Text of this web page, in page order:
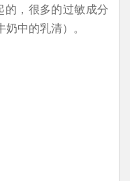
，很多的过敏成分
中的乳清）。